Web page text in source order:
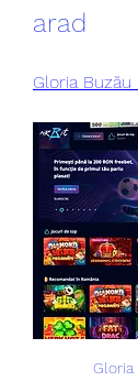
arad
Gloria Buzău
Gloria